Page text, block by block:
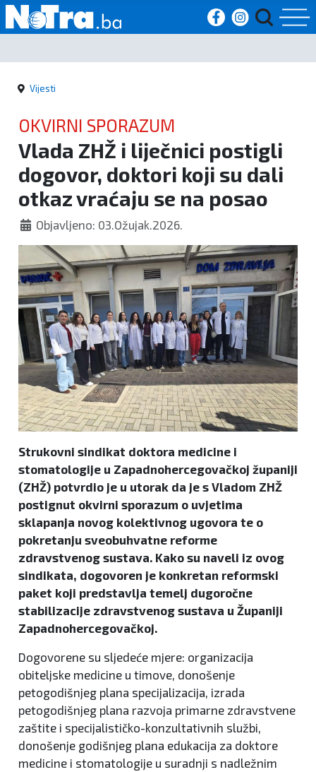
Početna
Vijesti
Sport
Kultura
Crna
kronika
Politika
Zanimljivosti
Vijesti
OKVIRNI SPORAZUM
Vlada ZHŽ i liječnici postigli
dogovor, doktori koji su dali
otkaz vraćaju se na posao
Objavljeno: 03.Ožujak.2026.
Strukovni sindikat doktora medicine i
stomatologije u Zapadnohercegovačkoj županiji
(ZHŽ) potvrdio je u utorak da je s Vladom ZHŽ
postignut okvirni sporazum o uvjetima
sklapanja novog kolektivnog ugovora te o
pokretanju sveobuhvatne reforme
zdravstvenog sustava. Kako su naveli iz ovog
sindikata, dogovoren je konkretan reformski
paket koji predstavlja temelj dugoročne
stabilizacije zdravstvenog sustava u Županiji
Zapadnohercegovačkoj.
Dogovorene su sljedeće mjere: organizacija
obiteljske medicine u timove, donošenje
petogodišnjeg plana specijalizacija, izrada
petogodišnjeg plana razvoja primarne zdravstvene
zaštite i specijalističko-konzultativnih službi,
donošenje godišnjeg plana edukacija za doktore
medicine i stomatologije u suradnji s nadležnim